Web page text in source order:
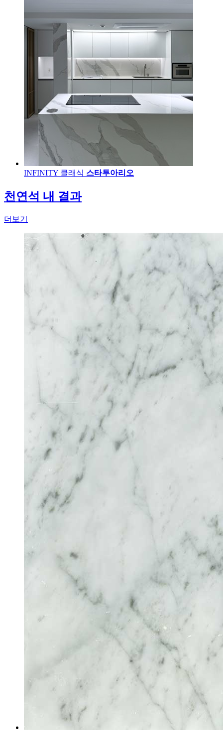
INFINITY 클래식 스타투아리오
천연석 내 결과
더보기